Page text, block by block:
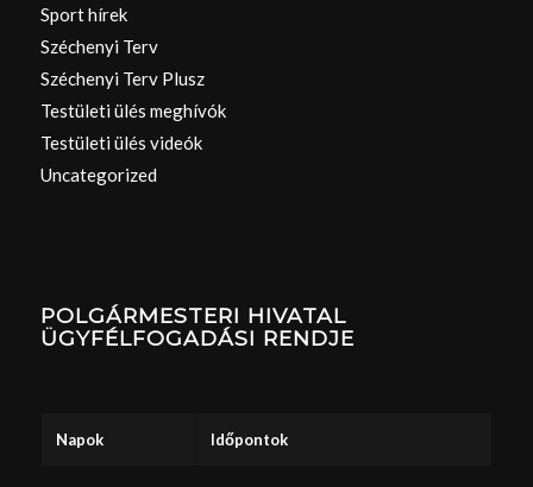
Sport hírek
Széchenyi Terv
Széchenyi Terv Plusz
Testületi ülés meghívók
Testületi ülés videók
Uncategorized
POLGÁRMESTERI HIVATAL
ÜGYFÉLFOGADÁSI RENDJE
Napok Időpontok